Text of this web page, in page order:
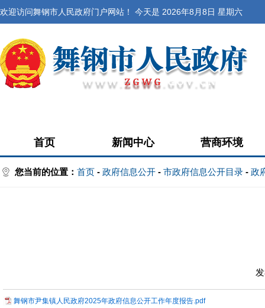
欢迎访问舞钢市人民政府门户网站！ 今天是 2026年8月8日 星期六
首页 新闻中心 营商环境
您当前的位置： 首页 - 政府信息公开 - 市政府信息公开目录 - 政
舞钢市尹集镇人民政府2025年政府信息公开工作年度报告.pdf